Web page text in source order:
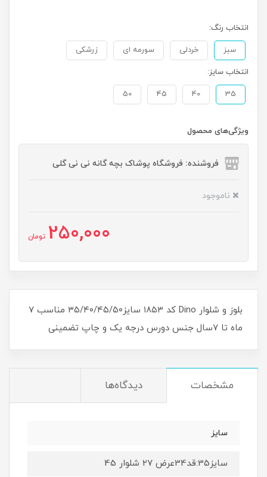
انتخاب رنگ:
سبز خردلی سورمه ای زرشکی
انتخاب سایز:
35
40
45
50
ویژگی‌های محصول
فروشنده: فروشگاه پوشاک بچه گانه نی نی گلی
ناموجود
250,000 تومان
بلوز و شلوار Dino کد ۱۸۵۳ سایز۳۵/۴۰/۴۵/۵۰ مناسب ۷
ماه تا ۷سال جنس دورس درجه یک و چاپ تضمینی
مشخصات دیدگاه‌ها
سایز
سایز35:قد34عرض 27 شلوار 45